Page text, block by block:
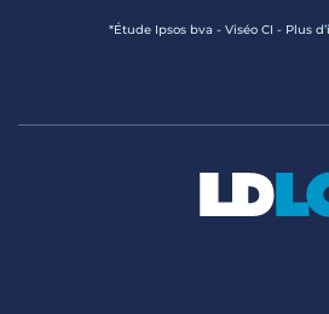
*Étude Ipsos bva - Viséo CI - Plus